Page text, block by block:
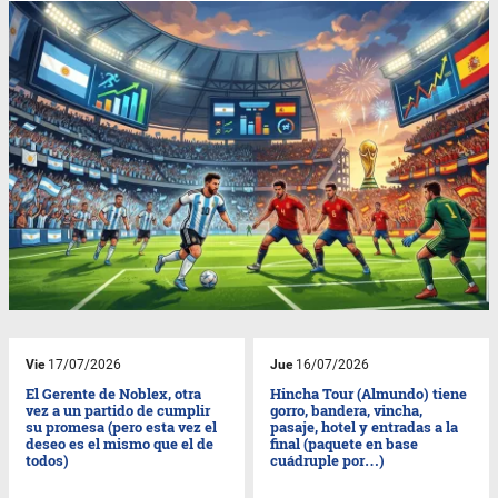
Vie17/07/2026
El Gerente de Noblex, otra
vez a un partido de cumplir
su promesa (pero esta vez el
deseo es el mismo que el de
todos)
Jue16/07/2026
Hincha Tour (Almundo) tiene
gorro, bandera, vincha,
pasaje, hotel y entradas a la
final (paquete en base
cuádruple por…)